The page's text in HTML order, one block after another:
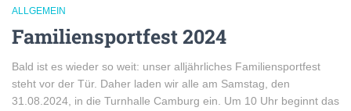
ALLGEMEIN
Familiensportfest 2024
Bald ist es wieder so weit: unser alljährliches Familiensportfest
steht vor der Tür. Daher laden wir alle am Samstag, den
31.08.2024, in die Turnhalle Camburg ein. Um 10 Uhr beginnt das